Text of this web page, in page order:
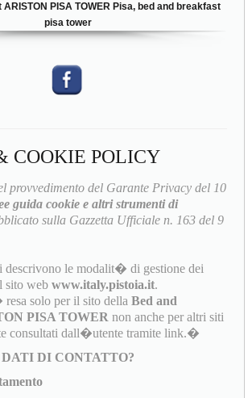
PISA TOWER Pisa, bed and breakfast
pisa tower
COOKIE POLICY
provvedimento del Garante Privacy del 10
guida cookie e altri strumenti di
sulla Gazzetta Ufficiale n. 163 del 9
descrivono le modalit� di gestione dei
sito webwww.italy.pistoia.it.
solo per il sito dellaBed and
PISA TOWER non anche per altri siti
consultati dall�utente tramite link.�
DI CONTATTO?